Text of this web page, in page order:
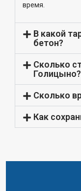
время.
В какой
бетон?
Сколько
Голицыно?
Сколько
Как